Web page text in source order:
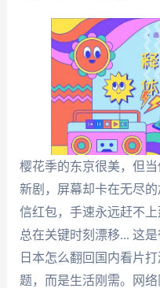
樱花季的东京很美，但
新剧，屏幕却卡在无尽
信红包，手速永远赶不
总在关键时刻漂移... 这
日本怎么翻回国内看片
题，而是生活刚需。网